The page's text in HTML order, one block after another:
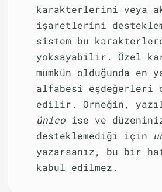
karakterlerini veya
işaretlerini
sistem bu
yoksayabilir. Özel
mümkün olduğunda en
alfabesi eşdeğerleri
edilir. Örneğin,
único ise ve
desteklemediği için
yazarsanız, bu bir
kabul edilmez.